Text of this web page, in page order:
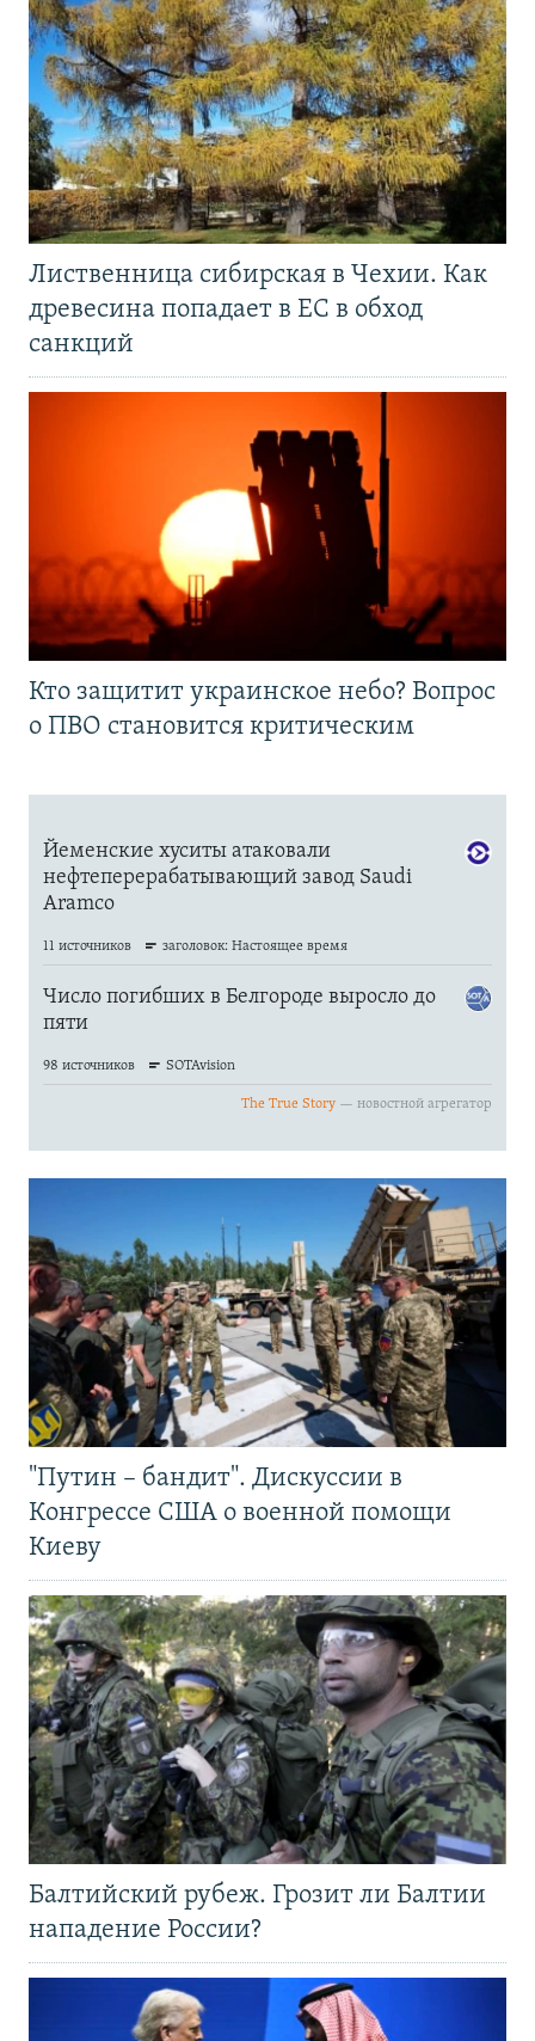
Лиственница сибирская в Чехии. Как
древесина попадает в ЕС в обход
санкций
Кто защитит украинское небо? Вопрос
о ПВО становится критическим
"Путин – бандит". Дискуссии в
Конгрессе США о военной помощи
Киеву
Балтийский рубеж. Грозит ли Балтии
нападение России?